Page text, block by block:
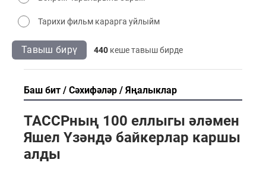
Тарихи фильм карарга уйлыйм
Тавыш бирү 440 кеше тавыш бирде
Баш бит Сәхифәләр Яңалыклар
ТАССРның 100 еллыгы әләмен
Яшел Үзәндә байкерлар каршы
алды